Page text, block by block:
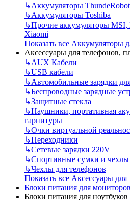
↳Аккумуляторы ThundeRobot
↳Аккумуляторы Toshiba
↳Прочие аккумуляторы MSI,
Xiaomi
Показать все Аккумуляторы
Аксессуары для телефонов,
↳AUX Кабели
↳USB кабели
↳Автомобильные зарядки
↳Беспроводные зарядные
↳Защитные стекла
↳Наушники, портативная
гарнитуры
↳Очки виртуальной
↳Переходники
↳Сетевые зарядки 220V
↳Спортивные сумки и чехлы
↳Чехлы для телефонов
Показать все Аксессуары
Блоки питания для мониторов
Блоки питания для ноутбуков